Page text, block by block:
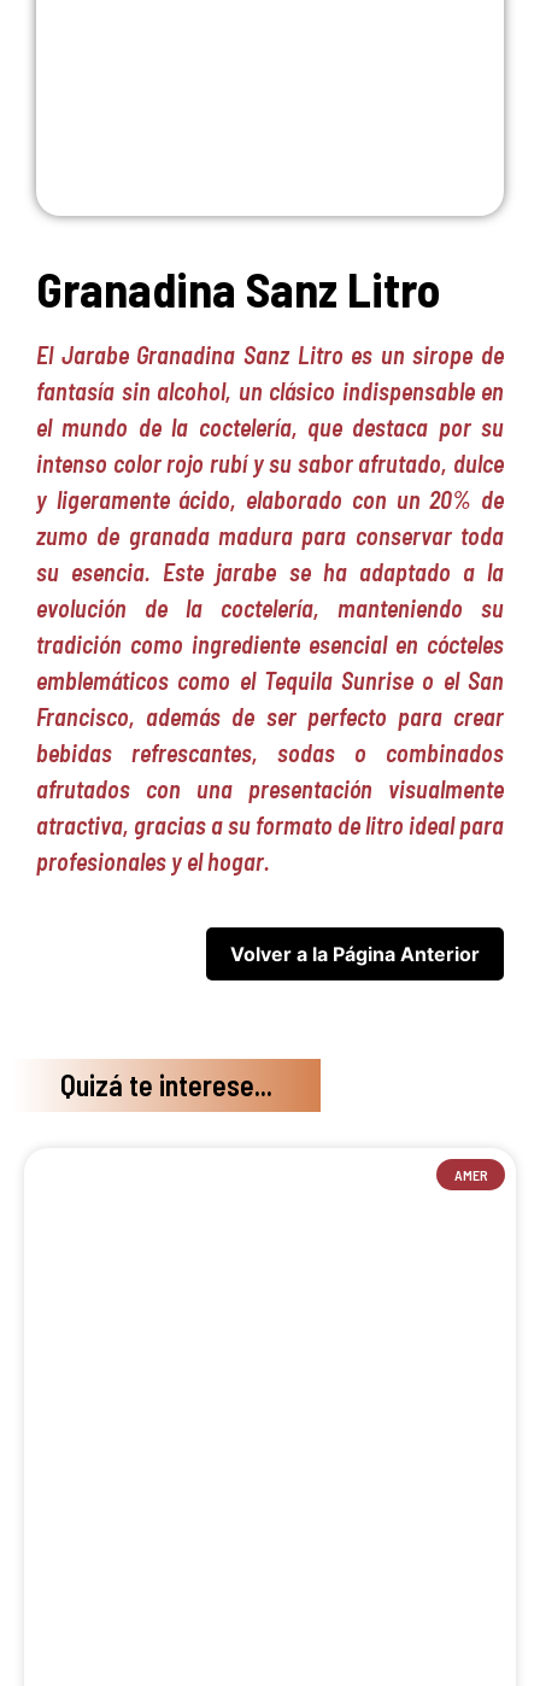
Granadina Sanz Litro
El Jarabe Granadina Sanz Litro es un sirope de
fantasía sin alcohol, un clásico indispensable en
el mundo de la coctelería, que destaca por su
intenso color rojo rubí y su sabor afrutado, dulce
y ligeramente ácido, elaborado con un 20% de
zumo de granada madura para conservar toda
su esencia. Este jarabe se ha adaptado a la
evolución de la coctelería, manteniendo su
tradición como ingrediente esencial en cócteles
emblemáticos como el Tequila Sunrise o el San
Francisco, además de ser perfecto para crear
bebidas refrescantes, sodas o combinados
afrutados con una presentación visualmente
atractiva, gracias a su formato de litro ideal para
profesionales y el hogar.
Quizá te interese...
AMER